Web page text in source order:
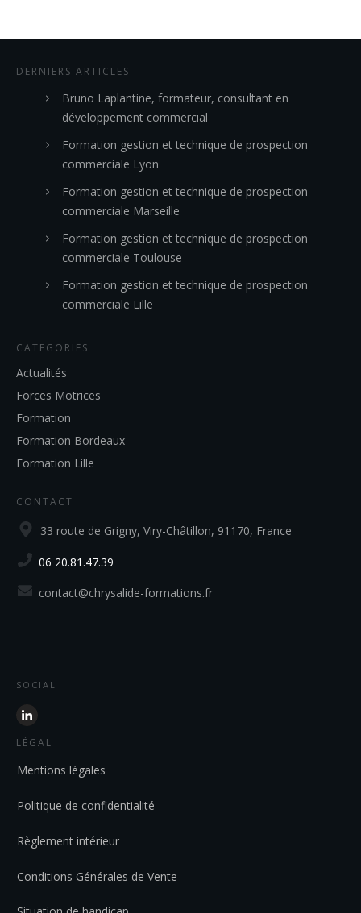
DERNIERS ARTICLES
Bruno Laplantine, formateur, consultant en
développement commercial
Formation gestion et technique de prospection
commerciale Lyon
Formation gestion et technique de prospection
commerciale Marseille
Formation gestion et technique de prospection
commerciale Toulouse
Formation gestion et technique de prospection
commerciale Lille
CATEGORIES
Actualités
Forces Motrices
Formation
Formation Bordeaux
Formation Lille
CONTACT
33 route de Grigny, Viry-Châtillon, 91170, France
06 20.81.47.39
contact@chrysalide-formations.fr
SOCIAL
LÉGAL
Mentions légales
Politique de confidentialité
Règlement intérieur
Conditions Générales de Vente